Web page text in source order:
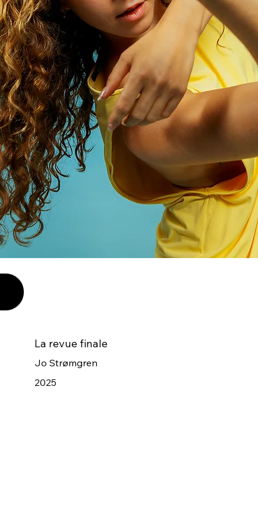
La revue finale
Jo Strømgren
2025